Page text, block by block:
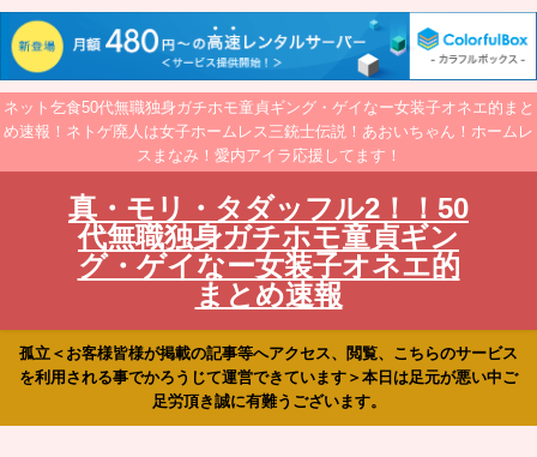
ネット乞食50代無職独身ガチホモ童貞ギング・ゲイなー女装子オネエ的まと
め速報！ネトゲ廃人は女子ホームレス三銃士伝説！あおいちゃん！ホームレ
スまなみ！愛内アイラ応援してます！
真・モリ・タダッフル2！！50
代無職独身ガチホモ童貞ギン
グ・ゲイなー女装子オネエ的
まとめ速報
孤立＜お客様皆様が掲載の記事等へアクセス、閲覧、こちらのサービス
を利用される事でかろうじて運営できています＞本日は足元が悪い中ご
足労頂き誠に有難うございます。